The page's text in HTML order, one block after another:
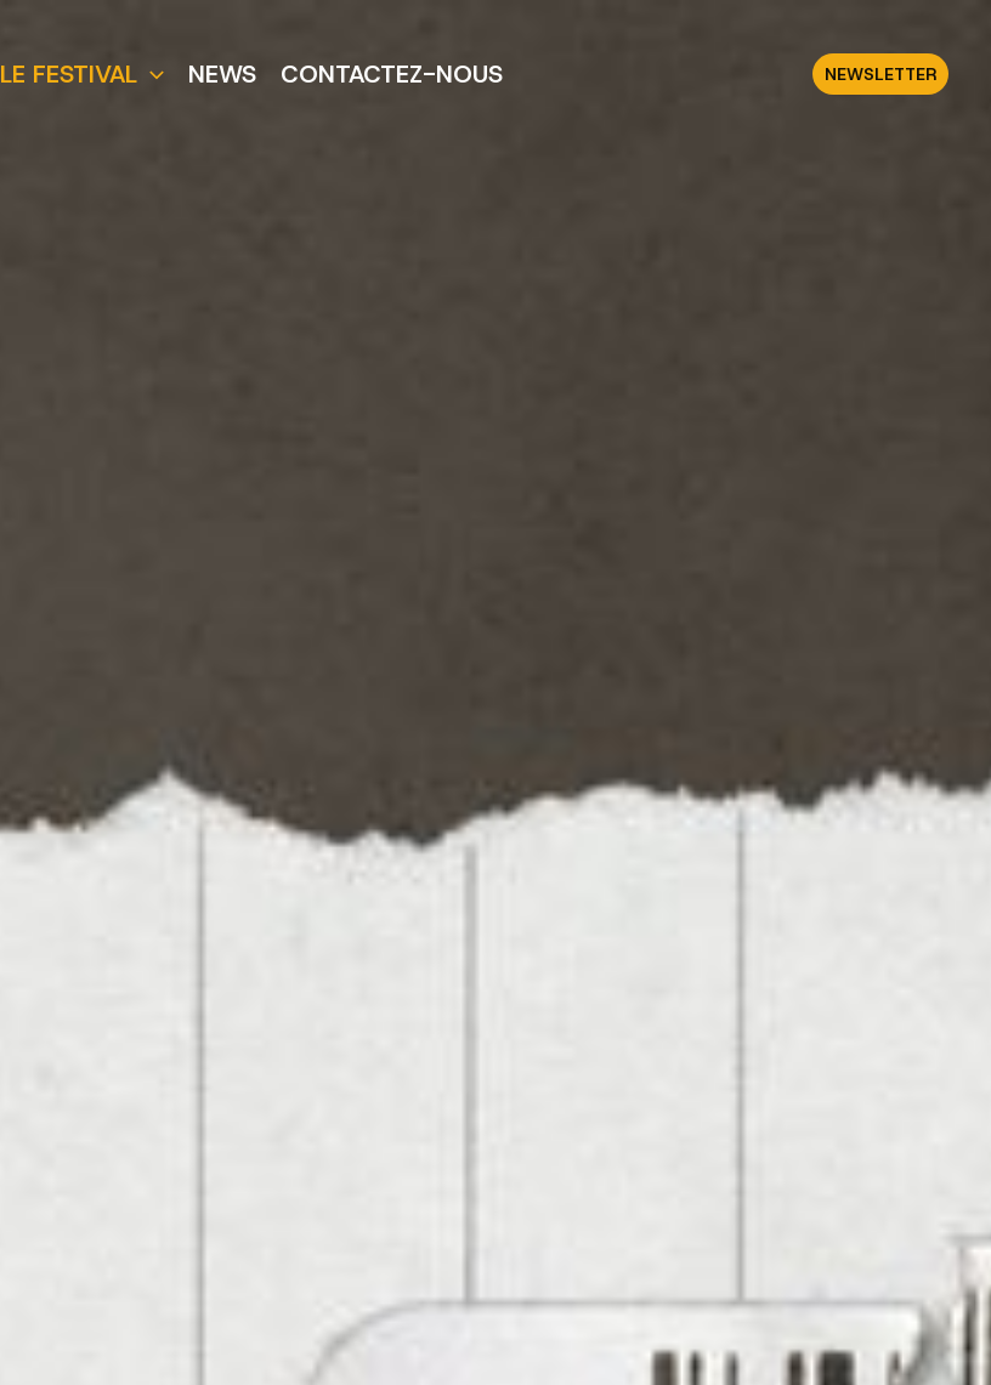
LE FESTIVAL NEWS CONTACTEZ-NOUS NEWSLETTER